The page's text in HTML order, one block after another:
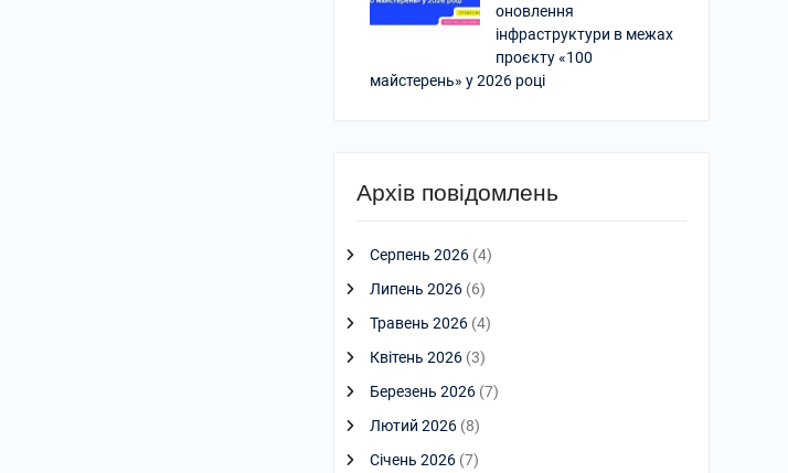
оновлення
інфраструктури в межах
проєкту «100
майстерень» у 2026 році
Архів повідомлень
Серпень 2026 (4)
Липень 2026 (6)
Травень 2026 (4)
Квітень 2026 (3)
Березень 2026 (7)
Лютий 2026 (8)
Січень 2026 (7)